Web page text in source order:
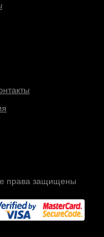
права защищены